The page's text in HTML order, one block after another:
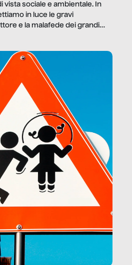
vista sociale e ambientale. In
in luce le gravi
e la malafede dei grandi